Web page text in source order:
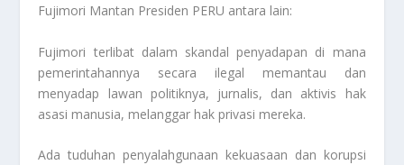
Fujimori Mantan Presiden PERU antara lain:
Fujimori terlibat dalam skandal penyadapan di mana
pemerintahannya secara ilegal memantau dan
menyadap lawan politiknya, jurnalis, dan aktivis hak
asasi manusia, melanggar hak privasi mereka.
Ada tuduhan penyalahgunaan kekuasaan dan korupsi